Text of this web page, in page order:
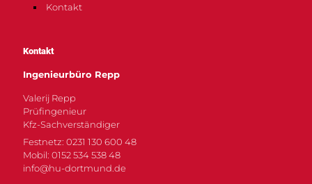
Kontakt
Kontakt
Ingenieurbüro Repp
Valerij Repp
Prüfingenieur
Kfz-Sachverständiger
Festnetz: 0231 130 600 48
Mobil: 0152 534 538 48
info@hu-dortmund.de